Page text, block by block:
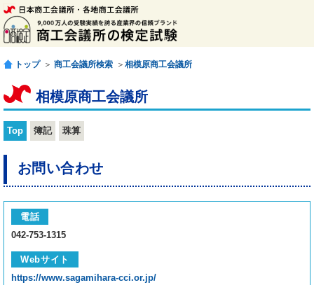
トップ ＞ 商工会議所検索 ＞ 相模原商工会議所
相模原商工会議所
Top 簿記 珠算
お問い合わせ
電話
042-753-1315
Webサイト
https://www.sagamihara-cci.or.jp/